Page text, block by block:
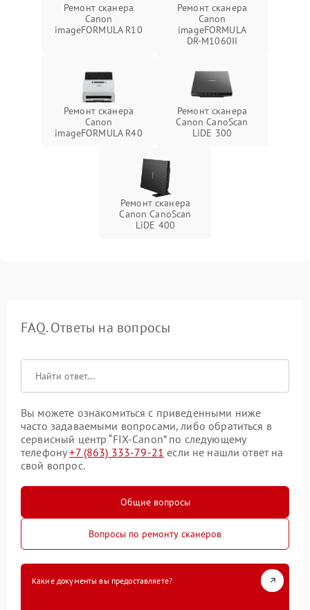
Ремонт сканера
Canon
imageFORMULA R10
Ремонт сканера
Canon
imageFORMULA
DR‑M1060II
Ремонт сканера
Canon
imageFORMULA R40
Ремонт сканера
Canon CanoScan
LiDE 300
Ремонт сканера
Canon CanoScan
LiDE 400
FAQ. Ответы на вопросы
Вы можете ознакомиться с приведенными ниже
часто задаваемыми вопросами, либо обратиться в
сервисный центр “FIX-Canon” по следующему
телефону+7 (863) 333-79-21 если не нашли ответ на
свой вопрос.
Общие вопросы
Вопросы по ремонту сканеров
Какие документы вы предоставляете?